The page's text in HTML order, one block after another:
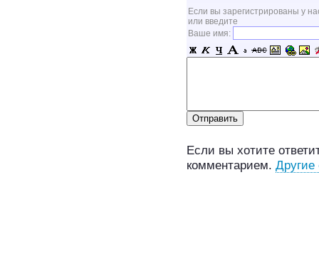
Если вы зарегистрированы у
или введите
Ваше имя:
Если вы хотите
комментарием. Другие